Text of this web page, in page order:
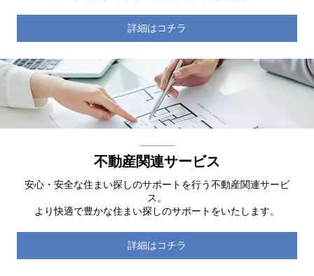
詳細はコチラ
不動産関連サービス
安心・安全な住まい探しのサポートを行う不動産関連サービ
ス。
より快適で豊かな住まい探しのサポートをいたします。
詳細はコチラ